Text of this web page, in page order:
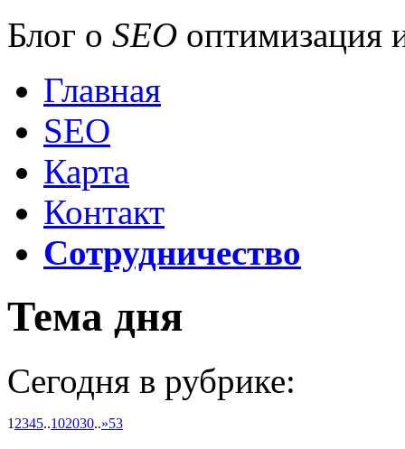
Блог о SEO оптимизация
Главная
SEO
Карта
Контакт
Сотрудничество
Тема дня
Сегодня в рубрике:
1 2345..102030..»53